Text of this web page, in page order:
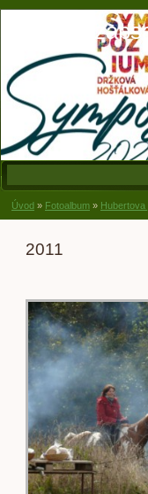
Solisko,
Úvod » Fotoalbum » Hubertova
2011